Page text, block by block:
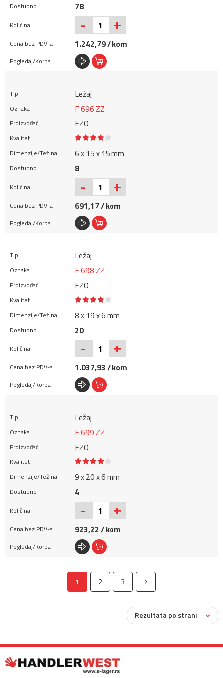
78
- +
1.242,79 / kom
Ležaj
F 696 ZZ
EZO
6 x 15 x 15 mm
8
- +
691,17 / kom
Ležaj
F 698 ZZ
EZO
8 x 19 x 6 mm
20
- +
1.037,93 / kom
Ležaj
F 699 ZZ
EZO
9 x 20 x 6 mm
4
- +
923,22 / kom
1 2 3
Rezultata po strani